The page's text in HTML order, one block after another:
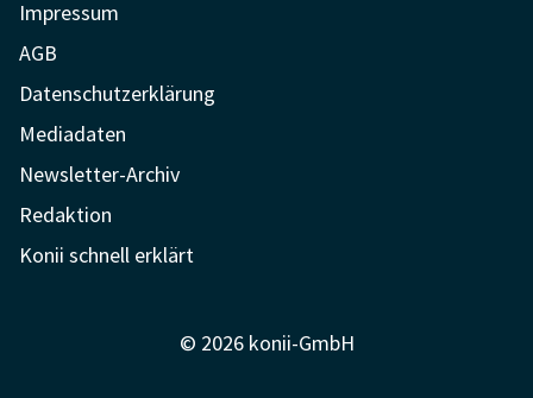
Impressum
AGB
Datenschutzerklärung
Mediadaten
Newsletter-Archiv
Redaktion
Konii schnell erklärt
© 2026 konii-GmbH